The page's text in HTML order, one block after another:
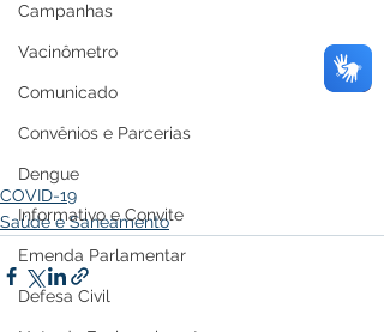
Campanhas
Vacinômetro
Comunicado
Convênios e Parcerias
Dengue
Informativo e Convite
Emenda Parlamentar
Defesa Civil
COVID-19
Saúde e Saneamento